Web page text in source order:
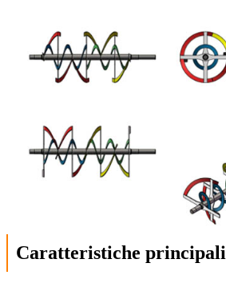
Caratteristiche principali